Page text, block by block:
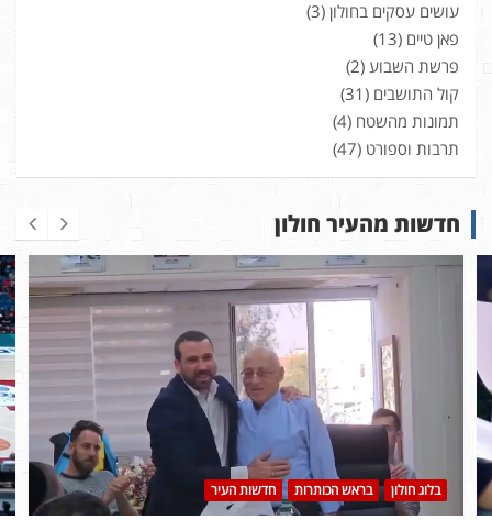
עושים עסקים בחולון (3)
פאן טיים (13)
פרשת השבוע (2)
קול התושבים (31)
תמונות מהשטח (4)
תרבות וספורט (47)
חדשות מהעיר חולון
בלוג חולון בראש הכותרות חדשות העיר